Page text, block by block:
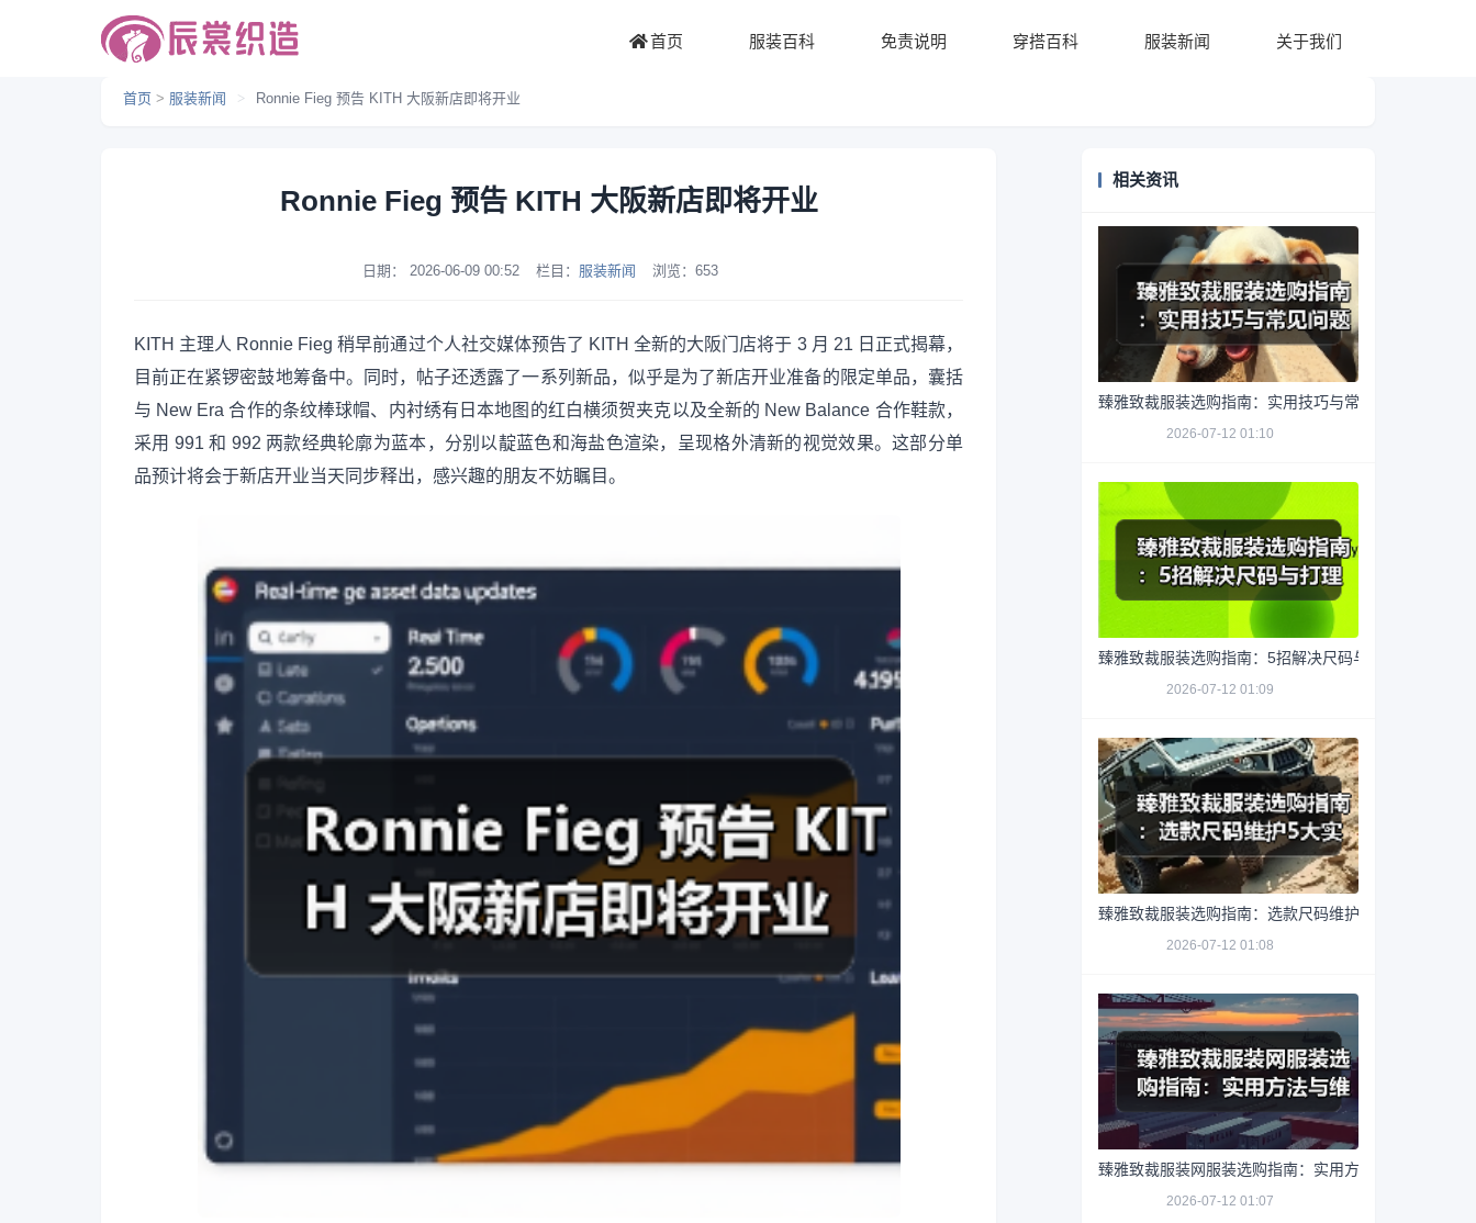
首页 服装百科 免责说明 穿搭百科 服装新闻 关于我们
首页 > 服装新闻 > Ronnie Fieg 预告 KITH 大阪新店即将开业
Ronnie Fieg 预告 KITH 大阪新店即将开业
日期： 2026-06-09 00:52 栏目： 服装新闻 浏览： 653
KITH 主理人 Ronnie Fieg 稍早前通过个人社交媒体预告了 KITH 全新的大阪门店将于 3 月 21 日正式揭幕，
目前正在紧锣密鼓地筹备中。同时，帖子还透露了一系列新品，似乎是为了新店开业准备的限定单品，囊括
与 New Era 合作的条纹棒球帽、内衬绣有日本地图的红白横须贺夹克以及全新的 New Balance 合作鞋款，
采用 991 和 992 两款经典轮廓为蓝本，分别以靛蓝色和海盐色渲染，呈现格外清新的视觉效果。这部分单
品预计将会于新店开业当天同步释出，感兴趣的朋友不妨瞩目。
相关资讯
臻雅致裁服装选购指南：实用技巧与常见问题解析
2026-07-12 01:10
臻雅致裁服装选购指南：5招解决尺码与打理难题
2026-07-12 01:09
臻雅致裁服装选购指南：选款尺码维护5大实用方法
2026-07-12 01:08
臻雅致裁服装网服装选购指南：实用方法与维护技巧
2026-07-12 01:07